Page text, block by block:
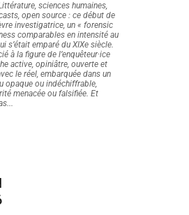
sciences humaines,
open source : ce début de
investigatrice, un « forensic
comparables en intensité au
s’était emparé du XIXe siècle.
à la figure de l’enquêteur·ice
active, opiniâtre, ouverte et
le réel, embarquée dans un
opaque ou indéchiffrable,
menacée ou falsifiée. Et